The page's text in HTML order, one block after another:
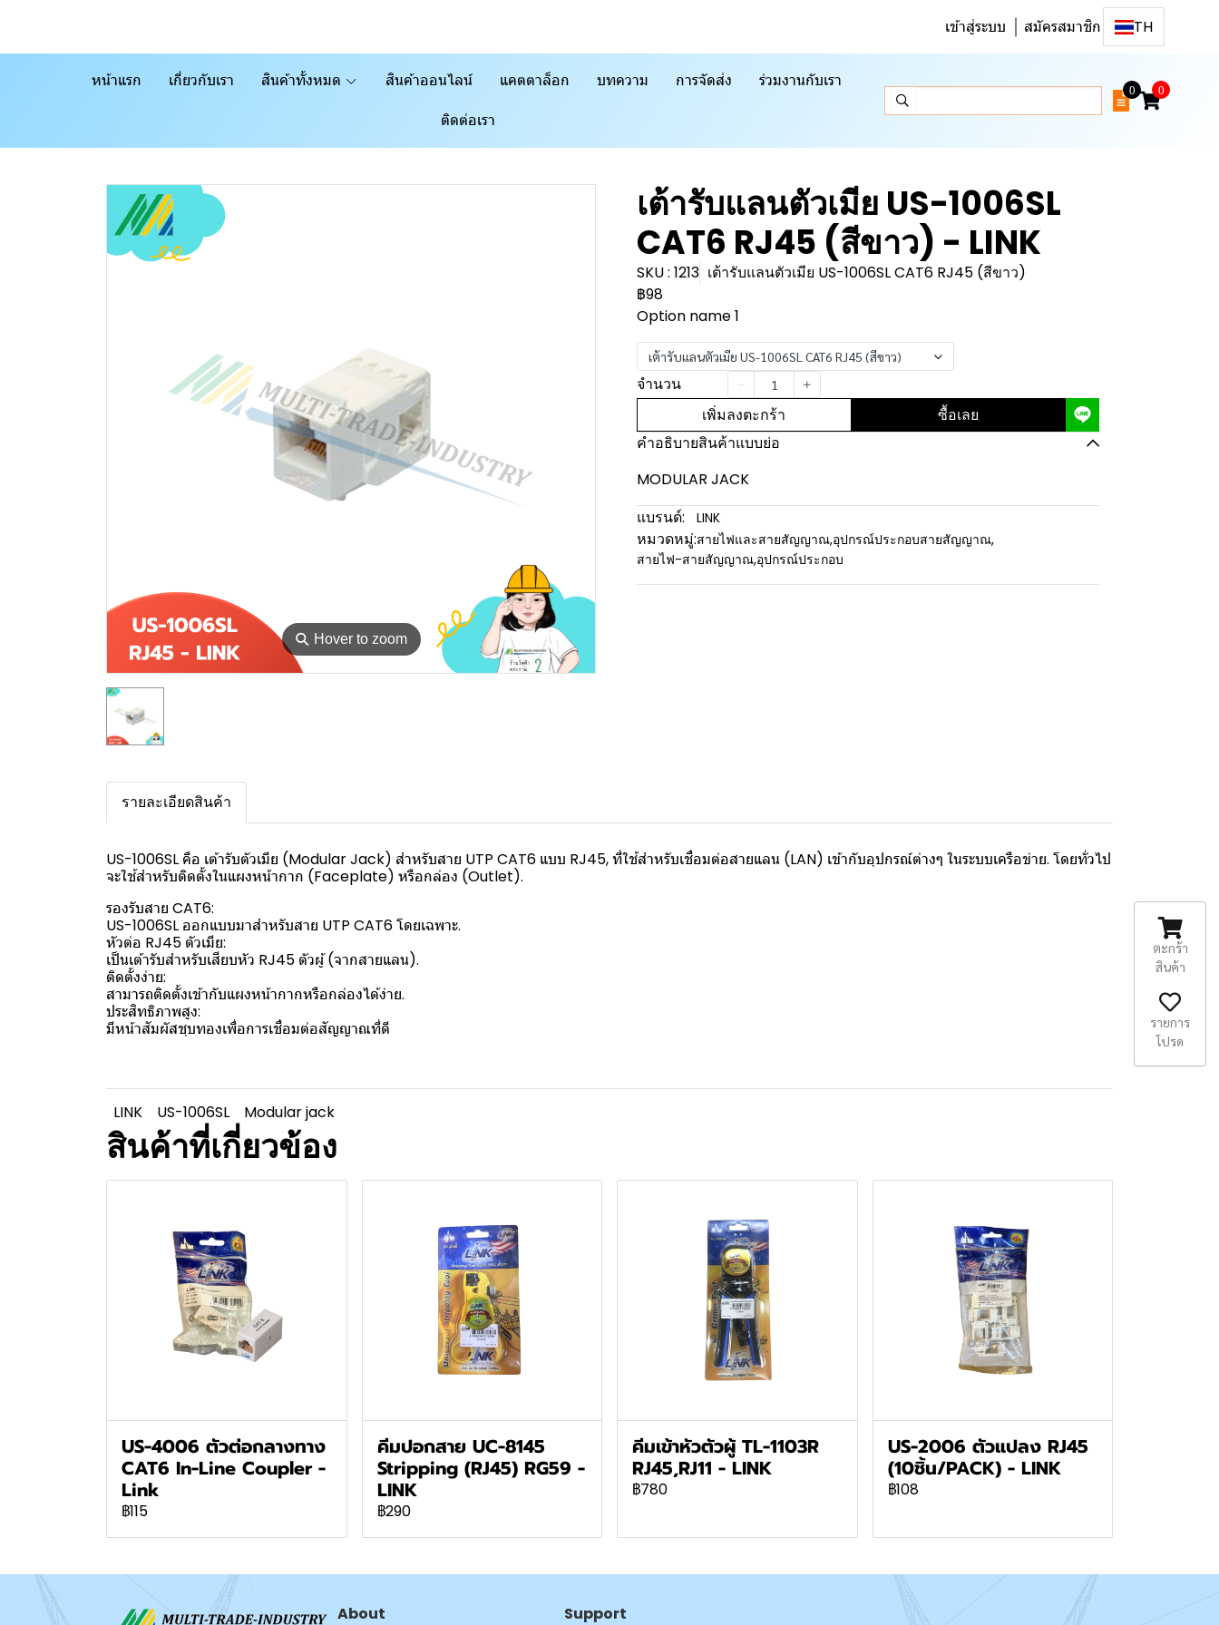
เข้าสู่ระบบ สมัครสมาชิก TH
หน้าแรก เกี่ยวกับเรา สินค้าทั้งหมด สินค้าออนไลน์ แคตตาล็อก บทความ การจัดส่ง ร่วมงานกับเรา
ติดต่อเรา
0 0
⚲ Hover to zoom
เต้ารับแลนตัวเมีย US-1006SL
CAT6 RJ45 (สีขาว) - LINK
SKU : 1213 เต้ารับแลนตัวเมีย US-1006SL CAT6 RJ45 (สีขาว)
฿98
Option name 1
เต้ารับแลนตัวเมีย US-1006SL CAT6 RJ45 (สีขาว)
จำนวน
เพิ่มลงตะกร้า ซื้อเลย
คำอธิบายสินค้าแบบย่อ
MODULAR JACK
แบรนด์:
LINK
หมวดหมู่:สายไฟและสายสัญญาณ,อุปกรณ์ประกอบสายสัญญาณ,
สายไฟ-สายสัญญาณ,อุปกรณ์ประกอบ
รายละเอียดสินค้า
US-1006SL คือ เต้ารับตัวเมีย (Modular Jack) สำหรับสาย UTP CAT6 แบบ RJ45, ที่ใช้สำหรับเชื่อมต่อสายแลน (LAN) เข้ากับอุปกรณ์ต่างๆ ในระบบเครือข่าย. โดยทั่วไป
จะใช้สำหรับติดตั้งในแผงหน้ากาก (Faceplate) หรือกล่อง (Outlet).
รองรับสาย CAT6:
US-1006SL ออกแบบมาสำหรับสาย UTP CAT6 โดยเฉพาะ.
หัวต่อ RJ45 ตัวเมีย:
เป็นเต้ารับสำหรับเสียบหัว RJ45 ตัวผู้ (จากสายแลน).
ติดตั้งง่าย:
สามารถติดตั้งเข้ากับแผงหน้ากากหรือกล่องได้ง่าย.
ประสิทธิภาพสูง:
มีหน้าสัมผัสชุบทองเพื่อการเชื่อมต่อสัญญาณที่ดี
LINK US-1006SL Modular jack
สินค้าที่เกี่ยวข้อง
US-4006 ตัวต่อกลางทาง
CAT6 In-Line Coupler -
Link
฿115
คีมปอกสาย UC-8145
Stripping (RJ45) RG59 -
LINK
฿290
คีมเข้าหัวตัวผู้ TL-1103R
RJ45,RJ11 - LINK
฿780
US-2006 ตัวแปลง RJ45
(10ชิ้น/PACK) - LINK
฿108
About Support
ตะกร้า
สินค้า
รายการ
โปรด